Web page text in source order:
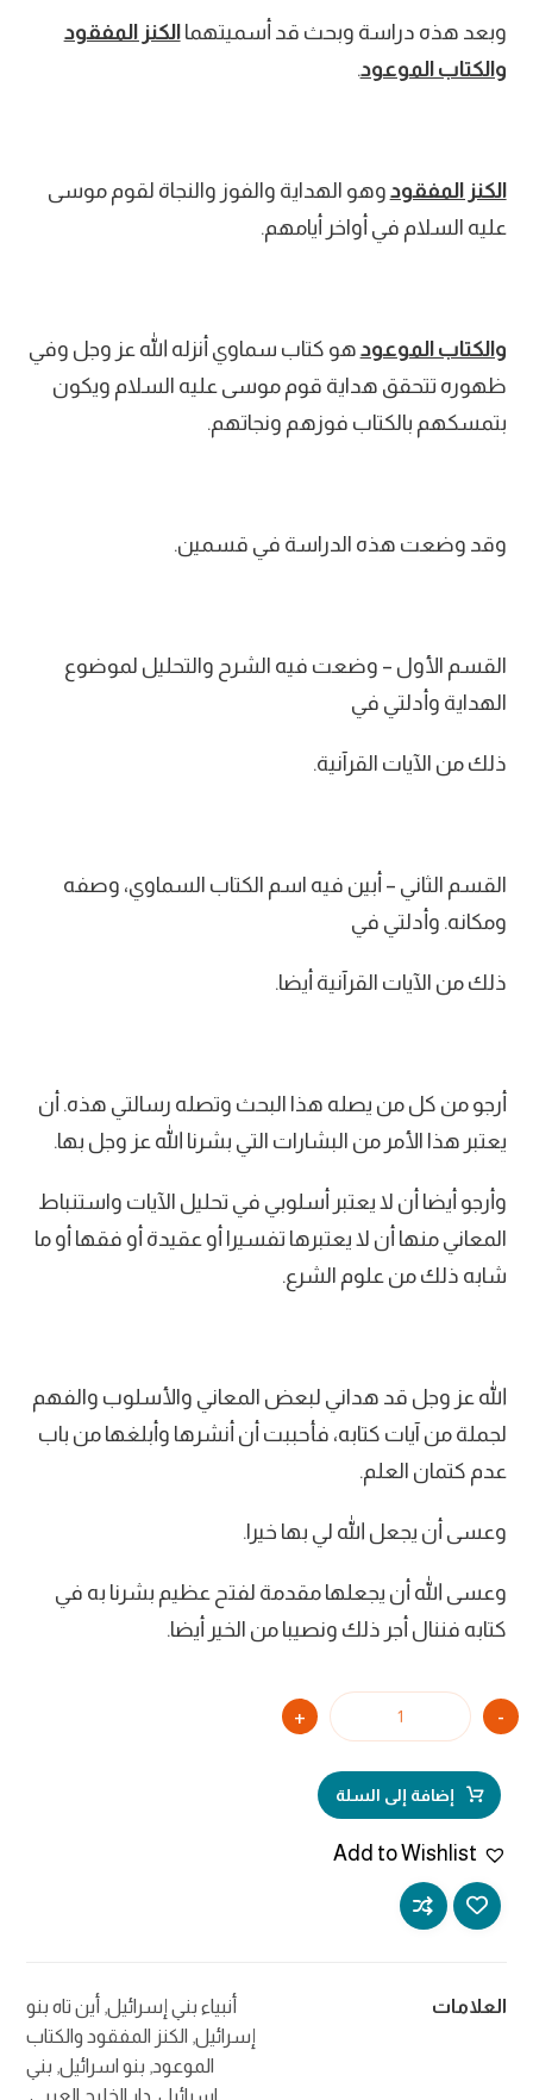
وبعد هذه دراسة وبحث قد أسميتهماالكنز المفقود
والكتاب الموعود.
الكنز المفقود وهو الهداية والفوز والنجاة لقوم موسى
عليه السلام في أواخر أيامهم.
والكتاب الموعود هو كتاب سماوي أنزله الله عز وجل وفي
ظهوره تتحقق هداية قوم موسى عليه السلام ويكون
بتمسكهم بالكتاب فوزهم ونجاتهم.
وقد وضعت هذه الدراسة في قسمين.
القسم الأول – وضعت فيه الشرح والتحليل لموضوع
الهداية وأدلتي في
ذلك من الآيات القرآنية.
القسم الثاني – أبين فيه اسم الكتاب السماوي، وصفه
ومكانه. وأدلتي في
ذلك من الآيات القرآنية أيضا.
أرجو من كل من يصله هذا البحث وتصله رسالتي هذه. أن
يعتبر هذا الأمر من البشارات التي بشرنا الله عز وجل بها.
وأرجو أيضا أن لا يعتبر أسلوبي في تحليل الآيات واستنباط
المعاني منها أن لا يعتبرها تفسيرا أو عقيدة أو فقها أو ما
شابه ذلك من علوم الشرع.
الله عز وجل قد هداني لبعض المعاني والأسلوب والفهم
لجملة من آيات كتابه، فأحببت أن أنشرها وأبلغها من باب
عدم كتمان العلم.
وعسى أن يجعل الله لي بها خيرا.
وعسى الله أن يجعلها مقدمة لفتح عظيم بشرنا به في
كتابه فننال أجر ذلك ونصيبا من الخير أيضا.
-
+
إضافة إلى السلة
Add to Wishlist
العلامات أنبياء بني إسرائيل, أين تاه بنو
إسرائيل, الكنز المفقود والكتاب
الموعود بنو اسرائيل, بني
اسرائيل, دار الخليج العربي,